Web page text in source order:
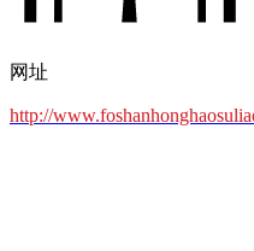
网址
http://